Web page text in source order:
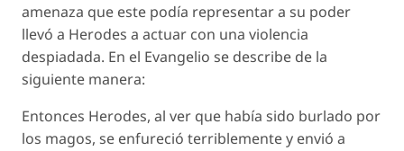
amenaza que este podía representar a su poder
llevó a Herodes a actuar con una violencia
despiadada. En el Evangelio se describe de la
siguiente manera:
Entonces Herodes, al ver que había sido burlado por
los magos, se enfureció terriblemente y envió a